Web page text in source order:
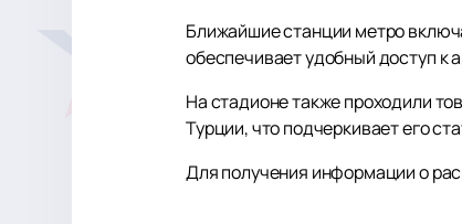
Ближайшие станции метро
обеспечивает удобный доступ к
На стадионе также проходили
Турции, что подчеркивает его
Для получения информации о